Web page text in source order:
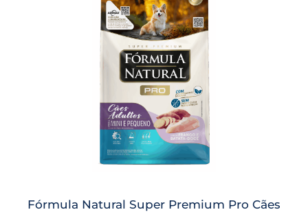
Fórmula Natural Super Premium Pro Cães